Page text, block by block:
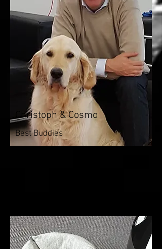
Christoph & Cosmo
Best Buddies